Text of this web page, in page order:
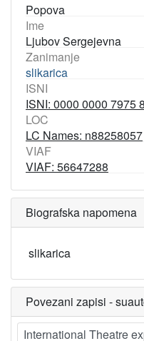
Popova
Ime
Ljubov Sergejevna
Zanimanje
slikarica
ISNI
ISNI: 0000 0000 7975
LOC
LC Names: n88258057
VIAF
VIAF: 56647288
Biografska napomena
slikarica
Povezani zapisi -
International Theatre